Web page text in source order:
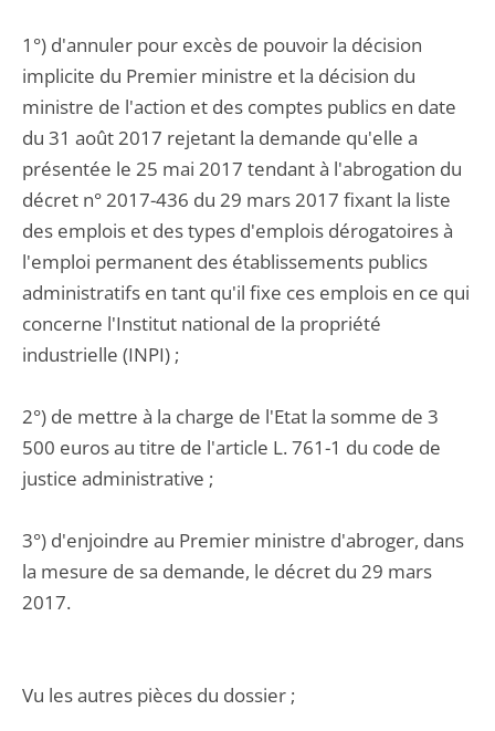
1°) d'annuler pour excès de pouvoir la décision
implicite du Premier ministre et la décision du
ministre de l'action et des comptes publics en date
du 31 août 2017 rejetant la demande qu'elle a
présentée le 25 mai 2017 tendant à l'abrogation du
décret n° 2017-436 du 29 mars 2017 fixant la liste
des emplois et des types d'emplois dérogatoires à
l'emploi permanent des établissements publics
administratifs en tant qu'il fixe ces emplois en ce qui
concerne l'Institut national de la propriété
industrielle (INPI) ;
2°) de mettre à la charge de l'Etat la somme de 3
500 euros au titre de l'article L. 761-1 du code de
justice administrative ;
3°) d'enjoindre au Premier ministre d'abroger, dans
la mesure de sa demande, le décret du 29 mars
2017.
Vu les autres pièces du dossier ;